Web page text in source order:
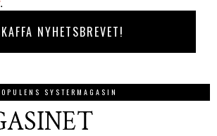
OPULENS SYSTERMAGASIN